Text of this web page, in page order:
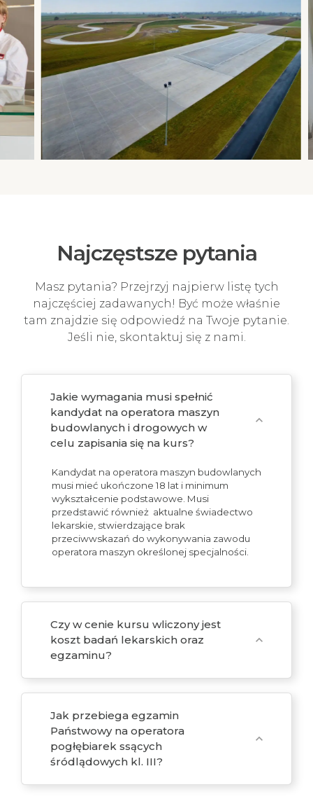
Najczęstsze pytania
Masz pytania? Przejrzyj najpierw listę tych
najczęściej zadawanych! Być może właśnie
tam znajdzie się odpowiedź na Twoje pytanie.
Jeśli nie, skontaktuj się z nami.
Jakie wymagania musi spełnić
kandydat na operatora maszyn
budowlanych i drogowych w
celu zapisania się na kurs?
expand_more
Kandydat na operatora maszyn budowlanych
musi mieć ukończone 18 lat i minimum
wykształcenie podstawowe. Musi
przedstawić również aktualne świadectwo
lekarskie, stwierdzające brak
przeciwwskazań do wykonywania zawodu
operatora maszyn określonej specjalności.
Czy w cenie kursu wliczony jest
koszt badań lekarskich oraz
egzaminu?
expand_more
Jak przebiega egzamin
Państwowy na operatora
pogłębiarek ssących
śródlądowych kl. III?
expand_more